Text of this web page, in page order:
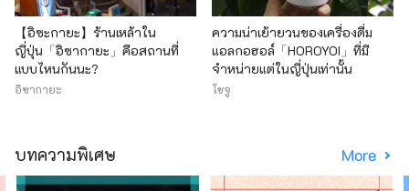
【อิซะกายะ】ร้านเหล้าใน
ญี่ปุ่น「อิซากายะ」คือสถานที่
แบบไหนกันนะ?
อิซากายะ
ความน่าเย้ายวนของเครื่องดื่ม
แอลกอฮอล์「HOROYOI」ที่มี
จำหน่ายแต่ในญี่ปุ่นเท่านั้น
โชจู
บทความพิเศษ More